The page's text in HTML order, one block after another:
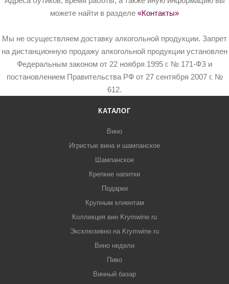
можете найти в разделе «Контакты»
Мы не осуществляем доставку алкогольной продукции. Запрет
на дистанционную продажу алкогольной продукции установлен
Федеральным законом от 22 ноября 1995 г. № 171-ФЗ и
постановлением Правительства РФ от 27 сентября 2007 г. №
612.
КАТАЛОГ
Вино
Игристые вина и шампанское
Шампанское
Крепкие напитки
Подарки
Крупным клиентам
Коллекция вин Krymwine.ru
Эксклюзивно на Krymwine.ru
Вино недели
Пиво
Винный базар